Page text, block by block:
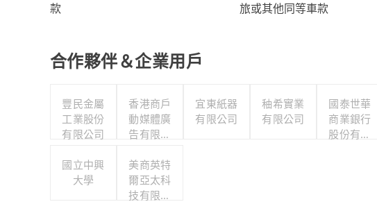
款
旅或其他同等車款
合作夥伴＆企業用戶
豐民金屬
工業股份
有限公司
香港商戶
動媒體廣
告有限公
公司
宜東紙器
有限公司
秞希實業
有限公司
國泰世華
商業銀行
股份有限
國立中興
大學
美商英特
爾亞太科
技有限公